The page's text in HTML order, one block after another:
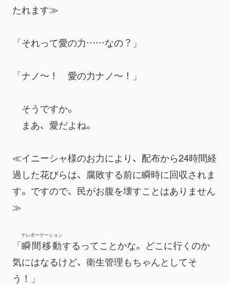
たれます≫
「それって愛の力……なの？」
「ナノ～！　愛の力ナノ～！」
そうですか。
まあ、愛だよね。
≪イニーシャ様のお力により、配布から24時間経
過した花びらは、腐敗する前に瞬時に回収されま
す。ですので、民がお腹を壊すことはありません
≫
「瞬間移動
テレポーテーション
するってことかな。どこに行くのか
気にはなるけど、衛生管理もちゃんとしてそ
う！」